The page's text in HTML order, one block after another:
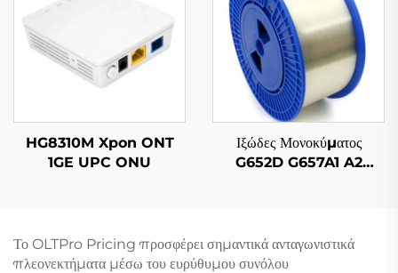
HG8310M Xpon ONT
1GE UPC ONU
Ιξώδες Μονοκύματος
G652D G657A1 A2
Το OLTPro Pricing προσφέρει σημαντικά ανταγωνιστικά
πλεονεκτήματα μέσω του ευρύθυμου συνόλου